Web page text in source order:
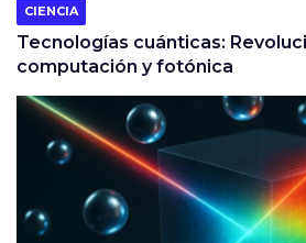
CIENCIA
Tecnologías cuánticas:
computación y fotónica